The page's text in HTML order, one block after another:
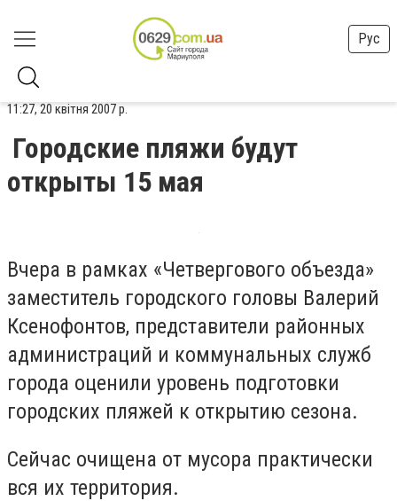
Рус
11:27, 20 квітня 2007 р.
Городские пляжи будут
открыты 15 мая
Вчера в рамках «Четвергового объезда»
заместитель городского головы Валерий
Ксенофонтов, представители районных
администраций и коммунальных служб
города оценили уровень подготовки
городских пляжей к открытию сезона.
Сейчас очищена от мусора практически
вся их территория.